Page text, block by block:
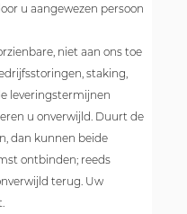
u aangewezen persoon
niet aan ons toe
staking,
leveringstermijnen
u onverwijld. Duurt de
dan kunnen beide
ontbinden; reeds
terug. Uw